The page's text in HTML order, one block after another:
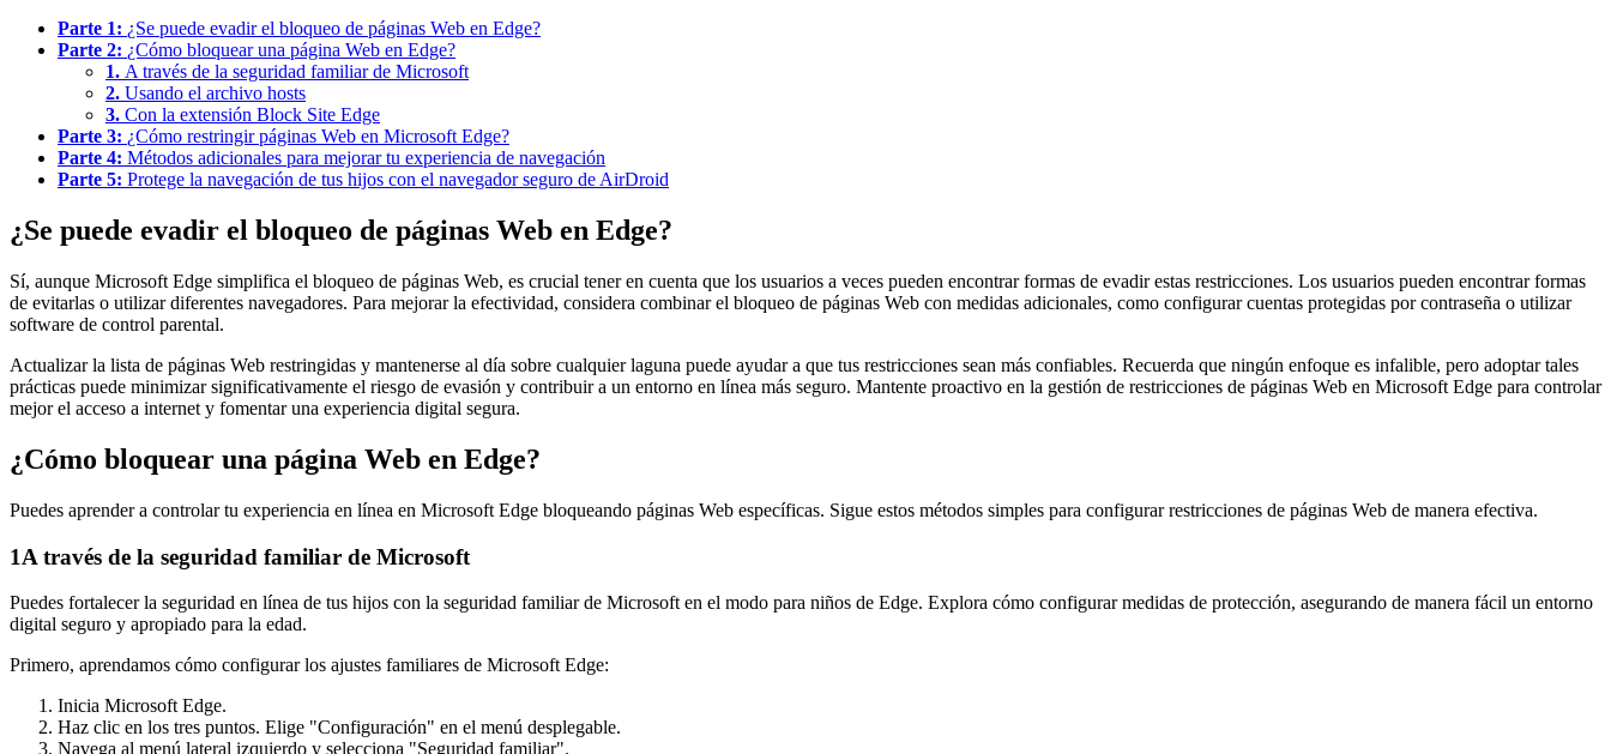
Parte 1: ¿Se puede evadir el bloqueo de páginas Web en Edge?
Parte 2: ¿Cómo bloquear una página Web en Edge?
1. A través de la seguridad familiar de Microsoft
2. Usando el archivo hosts
3. Con la extensión Block Site Edge
Parte 3: ¿Cómo restringir páginas Web en Microsoft Edge?
Parte 4: Métodos adicionales para mejorar tu experiencia de navegación
Parte 5: Protege la navegación de tus hijos con el navegador seguro de AirDroid
¿Se puede evadir el bloqueo de páginas Web en Edge?
Sí, aunque Microsoft Edge simplifica el bloqueo de páginas Web, es crucial tener en cuenta que los usuarios a veces pueden encontrar formas de evadir estas restricciones. Los usuarios pueden encontrar formas
de evitarlas o utilizar diferentes navegadores. Para mejorar la efectividad, considera combinar el bloqueo de páginas Web con medidas adicionales, como configurar cuentas protegidas por contraseña o utilizar
software de control parental.
Actualizar la lista de páginas Web restringidas y mantenerse al día sobre cualquier laguna puede ayudar a que tus restricciones sean más confiables. Recuerda que ningún enfoque es infalible, pero adoptar tales
prácticas puede minimizar significativamente el riesgo de evasión y contribuir a un entorno en línea más seguro. Mantente proactivo en la gestión de restricciones de páginas Web en Microsoft Edge para controlar
mejor el acceso a internet y fomentar una experiencia digital segura.
¿Cómo bloquear una página Web en Edge?
Puedes aprender a controlar tu experiencia en línea en Microsoft Edge bloqueando páginas Web específicas. Sigue estos métodos simples para configurar restricciones de páginas Web de manera efectiva.
1A través de la seguridad familiar de Microsoft
Puedes fortalecer la seguridad en línea de tus hijos con la seguridad familiar de Microsoft en el modo para niños de Edge. Explora cómo configurar medidas de protección, asegurando de manera fácil un entorno
digital seguro y apropiado para la edad.
Primero, aprendamos cómo configurar los ajustes familiares de Microsoft Edge:
Inicia Microsoft Edge.
Haz clic en los tres puntos. Elige "Configuración" en el menú desplegable.
Navega al menú lateral izquierdo y selecciona "Seguridad familiar".